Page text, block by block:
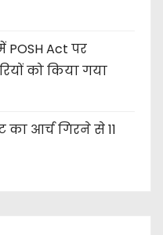
POSH Act पर
को किया गया
आर्च गिरने से 11